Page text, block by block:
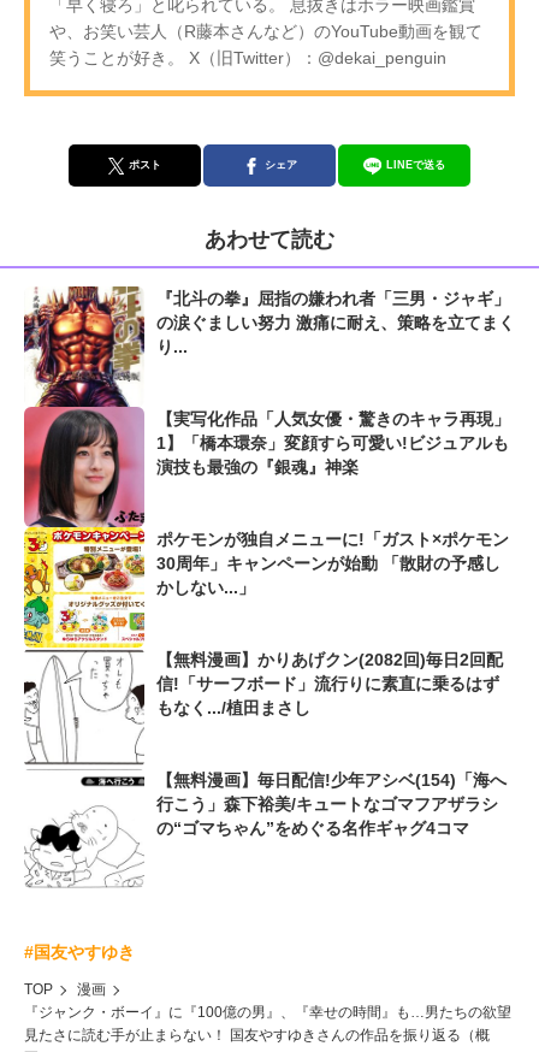
「早く寝ろ」と叱られている。 息抜きはホラー映画鑑賞
や、お笑い芸人（R藤本さんなど）のYouTube動画を観て
笑うことが好き。 X（旧Twitter）：@dekai_penguin
ポスト シェア LINEで送る
あわせて読む
『北斗の拳』屈指の嫌われ者「三男・ジャギ」
の涙ぐましい努力 激痛に耐え、策略を立てまく
り...
【実写化作品「人気女優・驚きのキャラ再現」
1】「橋本環奈」変顔すら可愛い!ビジュアルも
演技も最強の『銀魂』神楽
ポケモンが独自メニューに!「ガスト×ポケモン
30周年」キャンペーンが始動 「散財の予感し
かしない...」
【無料漫画】かりあげクン(2082回)毎日2回配
信!「サーフボード」流行りに素直に乗るはず
もなく.../植田まさし
【無料漫画】毎日配信!少年アシベ(154)「海へ
行こう」森下裕美/キュートなゴマフアザラシ
の“ゴマちゃん”をめぐる名作ギャグ4コマ
#国友やすゆき
TOP
漫画
『ジャンク・ボーイ』に『100億の男』、『幸せの時間』も…男たちの欲望
見たさに読む手が止まらない！ 国友やすゆきさんの作品を振り返る（概